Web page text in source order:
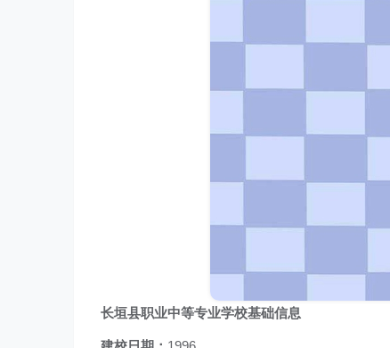
长垣县职业中等专业学校基础信息